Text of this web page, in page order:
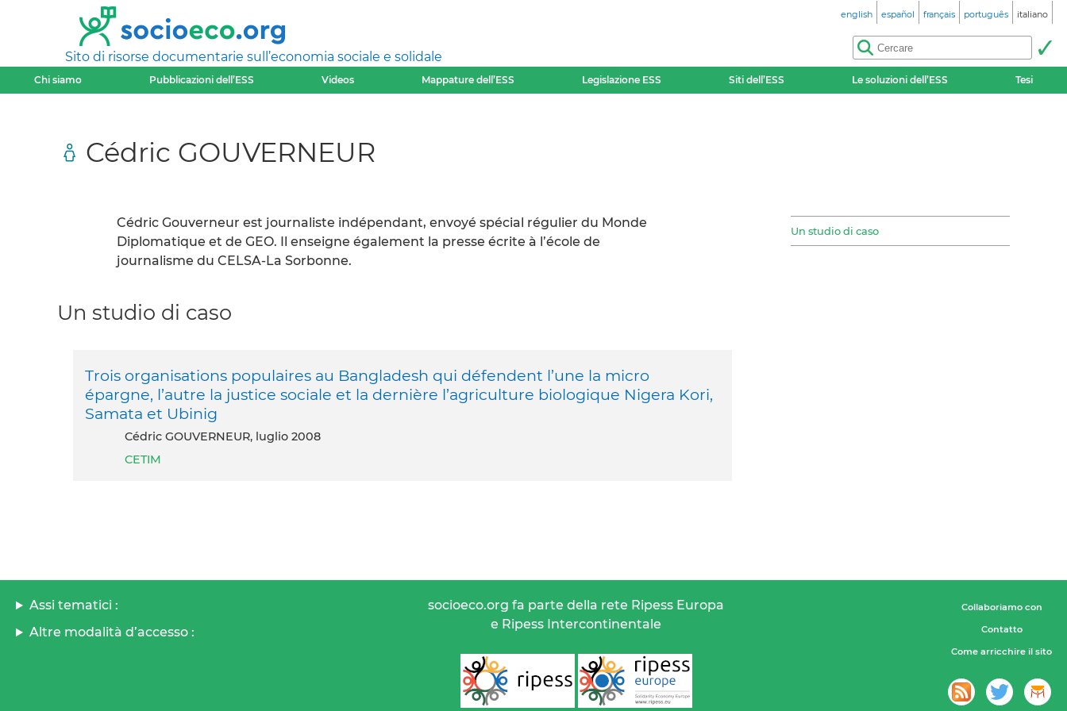
Sito di risorse documentarie sull’economia sociale e solidale
english español français português italiano
Chi siamo Pubblicazioni dell’ESS Videos Mappature dell’ESS Legislazione ESS Siti dell’ESS Le soluzioni dell’ESS Tesi
Cédric GOUVERNEUR
Cédric Gouverneur est journaliste indépendant, envoyé spécial régulier du Monde
Diplomatique et de GEO. Il enseigne également la presse écrite à l’école de
journalisme du CELSA-La Sorbonne.
Un studio di caso
Un studio di caso
Trois organisations populaires au Bangladesh qui défendent l’une la micro
épargne, l’autre la justice sociale et la dernière l’agriculture biologique Nigera Kori,
Samata et Ubinig
Cédric GOUVERNEUR, luglio 2008
CETIM
Assi tematici :
Altre modalità d’accesso :
socioeco.org fa parte della rete Ripess Europa
e Ripess Intercontinentale
Collaboriamo con
Contatto
Come arricchire il sito